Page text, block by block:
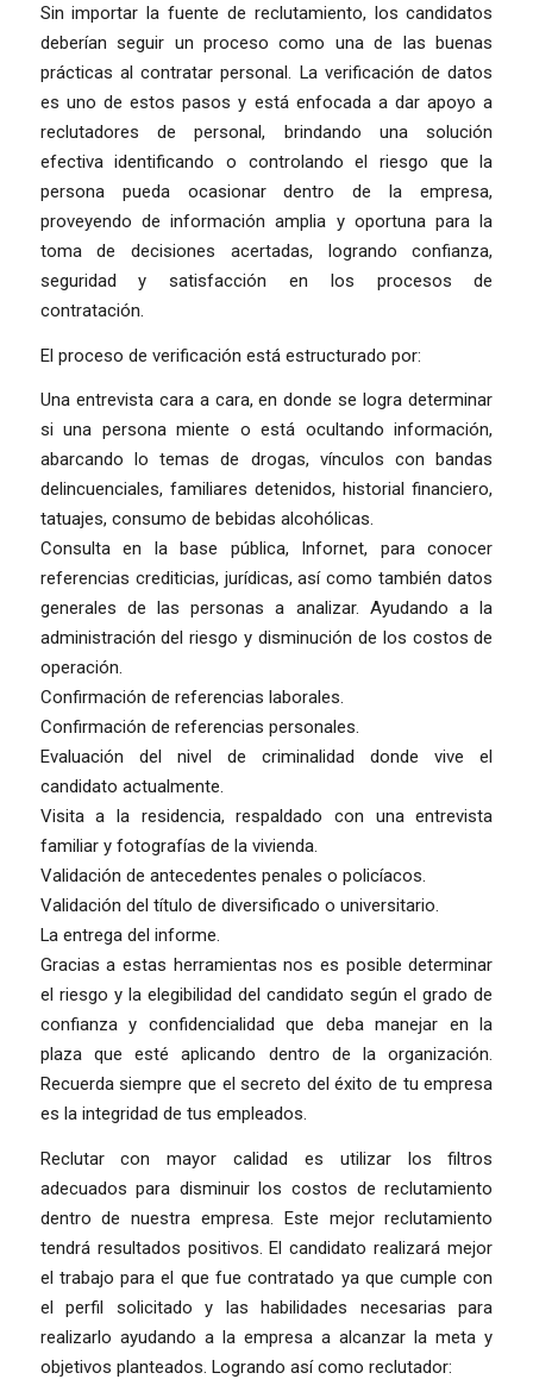
Sin importar la fuente de reclutamiento, los candidatos
deberían seguir un proceso como una de las buenas
prácticas al contratar personal. La verificación de datos
es uno de estos pasos y está enfocada a dar apoyo a
reclutadores de personal, brindando una solución
efectiva identificando o controlando el riesgo que la
persona pueda ocasionar dentro de la empresa,
proveyendo de información amplia y oportuna para la
toma de decisiones acertadas, logrando confianza,
seguridad y satisfacción en los procesos de
contratación.
El proceso de verificación está estructurado por:
Una entrevista cara a cara, en donde se logra determinar
si una persona miente o está ocultando información,
abarcando lo temas de drogas, vínculos con bandas
delincuenciales, familiares detenidos, historial financiero,
tatuajes, consumo de bebidas alcohólicas.
Consulta en la base pública, Infornet, para conocer
referencias crediticias, jurídicas, así como también datos
generales de las personas a analizar. Ayudando a la
administración del riesgo y disminución de los costos de
operación.
Confirmación de referencias laborales.
Confirmación de referencias personales.
Evaluación del nivel de criminalidad donde vive el
candidato actualmente.
Visita a la residencia, respaldado con una entrevista
familiar y fotografías de la vivienda.
Validación de antecedentes penales o policíacos.
Validación del título de diversificado o universitario.
La entrega del informe.
Gracias a estas herramientas nos es posible determinar
el riesgo y la elegibilidad del candidato según el grado de
confianza y confidencialidad que deba manejar en la
plaza que esté aplicando dentro de la organización.
Recuerda siempre que el secreto del éxito de tu empresa
es la integridad de tus empleados.
Reclutar con mayor calidad es utilizar los filtros
adecuados para disminuir los costos de reclutamiento
dentro de nuestra empresa. Este mejor reclutamiento
tendrá resultados positivos. El candidato realizará mejor
el trabajo para el que fue contratado ya que cumple con
el perfil solicitado y las habilidades necesarias para
realizarlo ayudando a la empresa a alcanzar la meta y
objetivos planteados. Logrando así como reclutador: